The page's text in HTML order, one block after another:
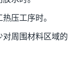
压工序时。
对周围材料区域的